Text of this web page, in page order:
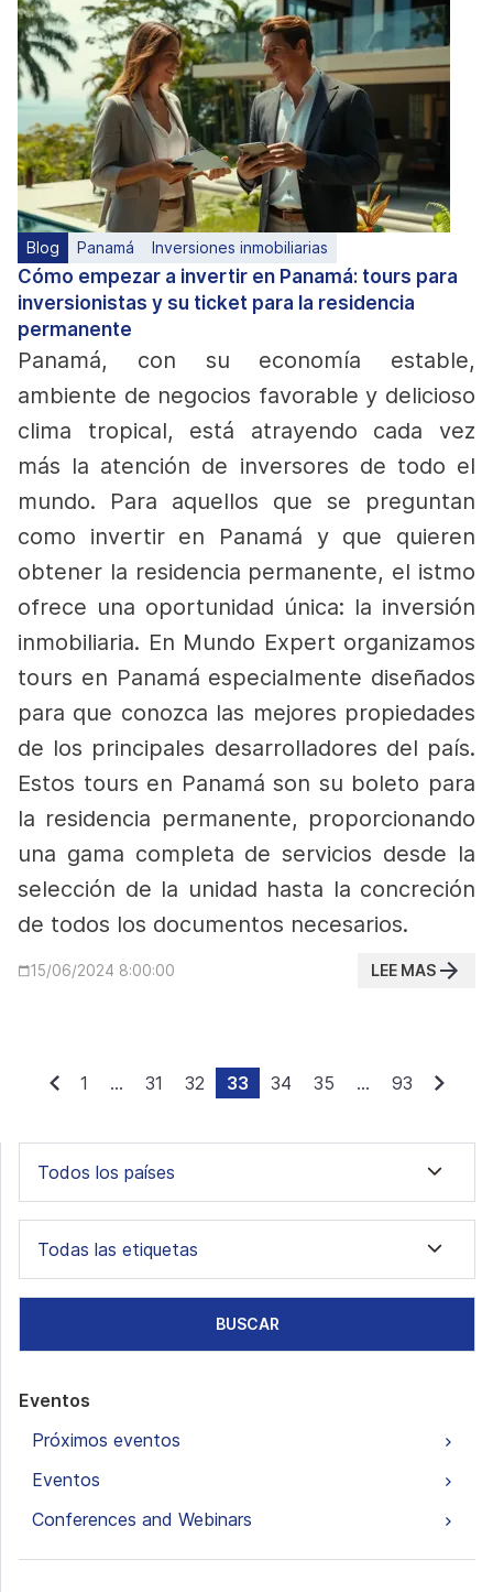
Blog Panamá Inversiones inmobiliarias
Cómo empezar a invertir en Panamá: tours para
inversionistas y su ticket para la residencia
permanente
Panamá, con su economía estable,
ambiente de negocios favorable y delicioso
clima tropical, está atrayendo cada vez
más la atención de inversores de todo el
mundo. Para aquellos que se preguntan
como invertir en Panamá y que quieren
obtener la residencia permanente, el istmo
ofrece una oportunidad única: la inversión
inmobiliaria. En Mundo Expert organizamos
tours en Panamá especialmente diseñados
para que conozca las mejores propiedades
de los principales desarrolladores del país.
Estos tours en Panamá son su boleto para
la residencia permanente, proporcionando
una gama completa de servicios desde la
selección de la unidad hasta la concreción
de todos los documentos necesarios.
15/06/2024 8:00:00 LEE MAS
1 ... 31 32 33 34 35 ... 93
Todos los países
Todas las etiquetas
BUSCAR
Eventos
Próximos eventos
Eventos
Conferences and Webinars